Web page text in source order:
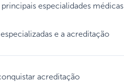
especialidades médicas
e a acreditação
acreditação